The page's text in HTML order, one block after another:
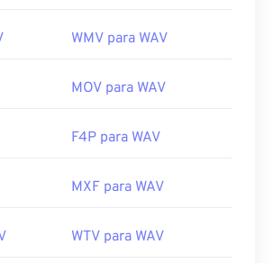
WMV para WAV
MOV para WAV
F4P para WAV
MXF para WAV
WTV para WAV